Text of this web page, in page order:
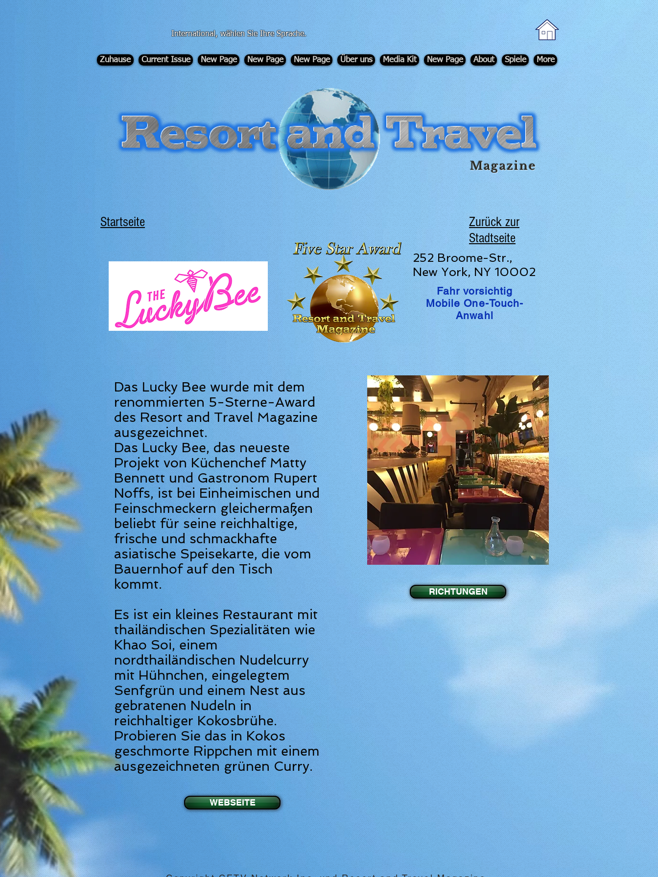
div id="myCodeElement"> div id="myCodeElement">
International, wählen Sie Ihre Sprache.
Zuhause Current Issue New Page New Page New Page Über uns Media Kit New Page About Spiele More
-
Magazine
Startseite
Zurück zur
Stadtseite
252 Broome-Str.,
New York, NY 10002
Fahr vorsichtig
Mobile One-Touch-
Anwahl
Das Lucky Bee wurde mit dem
renommierten 5-Sterne-Award
des Resort and Travel Magazine
ausgezeichnet.
Das Lucky Bee, das neueste
Projekt von Küchenchef Matty
Bennett und Gastronom Rupert
Noffs, ist bei Einheimischen und
Feinschmeckern gleichermaßen
beliebt für seine reichhaltige,
frische und schmackhafte
asiatische Speisekarte, die vom
Bauernhof auf den Tisch
kommt.
Es ist ein kleines Restaurant mit
thailändischen Spezialitäten wie
Khao Soi, einem
nordthailändischen Nudelcurry
mit Hühnchen, eingelegtem
Senfgrün und einem Nest aus
gebratenen Nudeln in
reichhaltiger Kokosbrühe.
Probieren Sie das in Kokos
geschmorte Rippchen mit einem
ausgezeichneten grünen Curry.
WEBSEITE
RICHTUNGEN